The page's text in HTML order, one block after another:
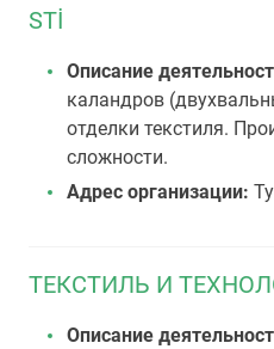
STİ
Описание
каландров
отделки текстиля.
сложности.
Адрес организации:
ТЕКСТИЛЬ И
Описание